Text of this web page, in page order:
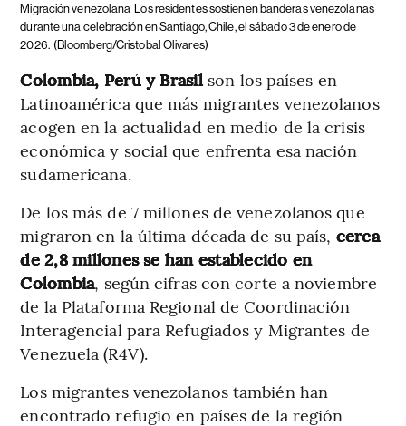
Migración venezolana Los residentes sostienen banderas venezolanas
durante una celebración en Santiago, Chile, el sábado 3 de enero de
2026. (Bloomberg/Cristobal Olivares)
Colombia, Perú y Brasil son los países en
Latinoamérica que más migrantes venezolanos
acogen en la actualidad en medio de la crisis
económica y social que enfrenta esa nación
sudamericana.
De los más de 7 millones de venezolanos que
migraron en la última década de su país, cerca
de 2,8 millones se han establecido en
Colombia, según cifras con corte a noviembre
de la Plataforma Regional de Coordinación
Interagencial para Refugiados y Migrantes de
Venezuela (R4V).
Los migrantes venezolanos también han
encontrado refugio en países de la región